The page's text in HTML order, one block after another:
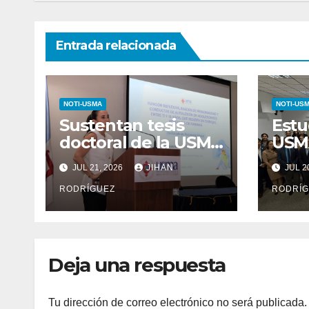
Entrada relacionada
NOTI-USMA
Sustentan tesis
doctoral de la USMA
sobre rasgos de
personalidad y
conductas de
autolesión en
JUL 21, 2026 JIHAN
RODRÍGUEZ
NOTI-
JUL
Deja una respuesta
Tu dirección de correo electrónico no será publicada.